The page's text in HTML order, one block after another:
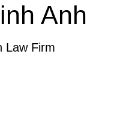
Anh
Law Firm